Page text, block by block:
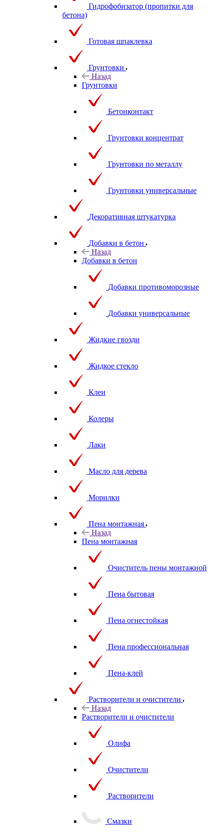
Гидрофобизатор (пропитки для
бетона)
Готовая шпаклевка
Грунтовки
Назад
Грунтовки
Бетонконтакт
Грунтовки концентрат
Грунтовки по металлу
Грунтовки универсальные
Декоративная штукатурка
Добавки в бетон
Назад
Добавки в бетон
Добавки противоморозные
Добавки универсальные
Жидкие гвозди
Жидкое стекло
Клеи
Колеры
Лаки
Масло для дерева
Морилки
Пена монтажная
Назад
Пена монтажная
Очиститель пены монтажной
Пена бытовая
Пена огнестойкая
Пена профессиональная
Пена-клей
Растворители и очистители
Назад
Растворители и очистители
Олифа
Очистители
Растворители
Смазки